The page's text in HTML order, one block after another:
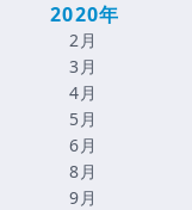
2020年
2月
3月
4月
5月
6月
8月
9月